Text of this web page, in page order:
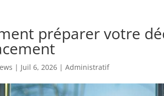
préparer votre
| Juil 6, 2026 |Administratif